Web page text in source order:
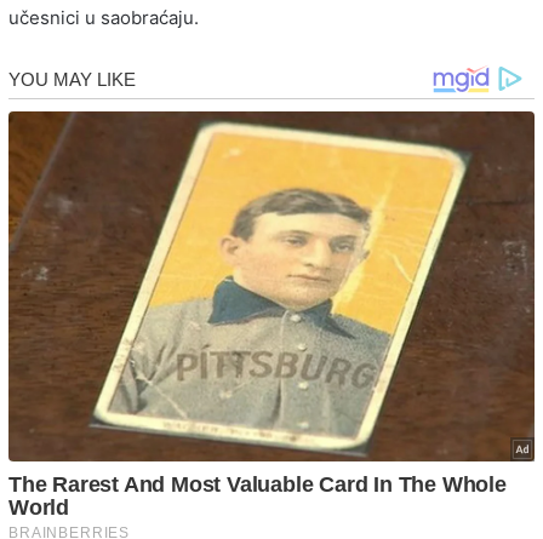
učesnici u saobraćaju.